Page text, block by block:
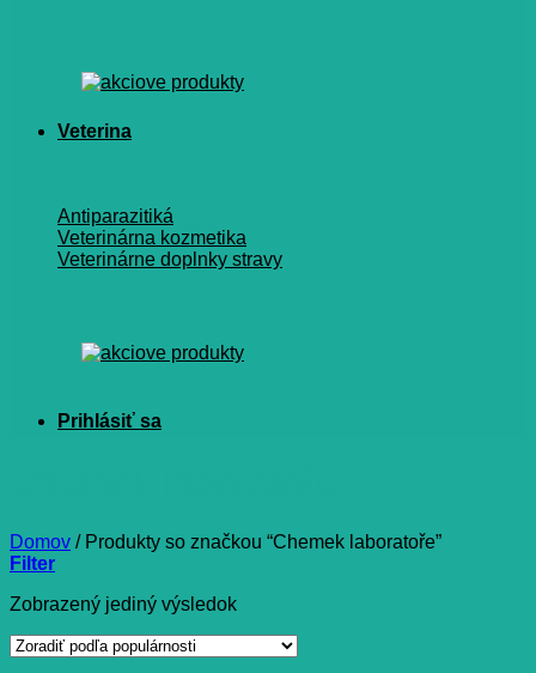
Veterina
Antiparazitiká
Veterinárna kozmetika
Veterinárne doplnky stravy
Domov /Produkty so značkou “Chemek laboratoře”
Filter
Zobrazený jediný výsledok